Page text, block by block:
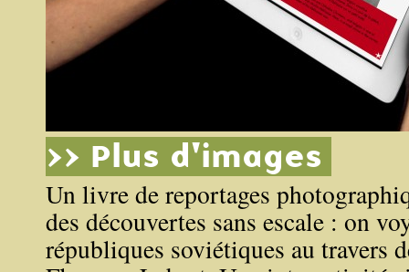
>> Plus d'images
Un livre de reportages
des découvertes sans escale : on
républiques soviétiques au travers